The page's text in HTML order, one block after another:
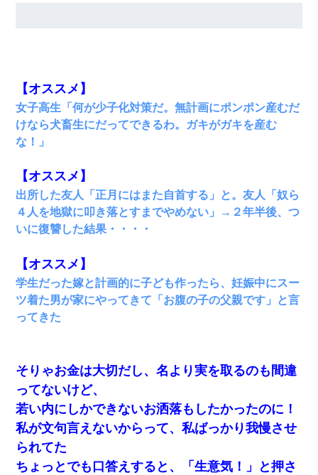
ｗｗｗｗｗｗｗｗ
テレワーク上司「会議中はカメラ付けろ！」女社員「え、
事前連絡無しは無理」上司「いいから付けろ！」→
放置子が病院送りになったらしい → 俺（二度と帰ってくる
なよ…嫁を半身不随にしやがった恨みは、正直こんなもん
じゃ晴れない）
ナンパにほいほい付いていった私、地獄に落ちる
新築の家で。クラクラするくらいの「白粉の匂い」が鼻に
つくも嫁＆娘「そんな匂いしない…」ある日、友人奥「素
敵なアンティークですね！」俺（！？）
ＤＮＡ検査『血縁関係０％』旦那「やっぱり托卵だったん
義兄嫁「娘が大学に入ったら下宿させて」私「しつこい、
学校斡旋のアパートに行け」→ 旦那が義兄に通報したら
「志望校を変えろ！」とキレて・・・
今日夫の実家に泊ったんだけど、朝起きたら股間がなんか
モッコリしてた
【オススメ】
女子高生「何が少子化対策だ。無計画にポンポン産むだ
けなら犬畜生にだってできるわ。ガキがガキを産む
な！」
【オススメ】
出所した友人「正月にはまた自首する」と。友人「奴ら
４人を地獄に叩き落とすまでやめない」→２年半後、つ
いに復讐した結果・・・・
【オススメ】
学生だった嫁と計画的に子ども作ったら、妊娠中にスー
ツ着た男が家にやってきて「お腹の子の父親です」と言
ってきた
そりゃお金は大切だし、名より実を取るのも間違
ってないけど、
若い内にしかできないお洒落もしたかったのに！
私が文句言えないからって、私ばっかり我慢させ
られてた
ちょっとでも口答えすると、「生意気！」と押さ